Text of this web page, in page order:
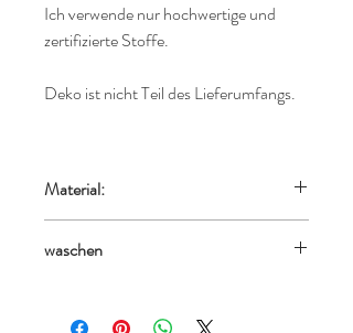
Ich verwende nur hochwertige und
zertifizierte Stoffe.
Deko ist nicht Teil des Lieferumfangs.
Material:
95% Baumwolle, 5% Elasthan - Jersey
waschen